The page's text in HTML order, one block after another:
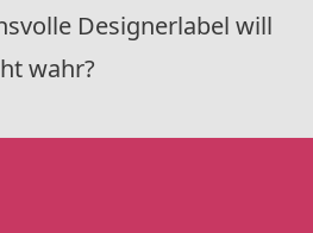
Designerlabel will
wahr?